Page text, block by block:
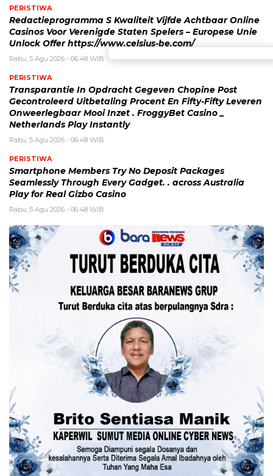
PERISTIWA
Redactieprogramma S Kwaliteit Vijfde Achtbaar Online
Casinos Voor Verenigde Staten Spelers – Europese Unie
Unlock Offer https://www.celsius-be.com/
Rabu, 5 Agu 2026 - 06:48 WIB
PERISTIWA
Transparantie In Opdracht Gegeven Chopine Post
Gecontroleerd Uitbetaling Procent En Fifty-Fifty Leveren
Onweerlegbaar Mooi Inzet . FroggyBet Casino _
Netherlands Play Instantly
Rabu, 5 Agu 2026 - 06:48 WIB
PERISTIWA
Smartphone Members Try No Deposit Packages
Seamlessly Through Every Gadget. . across Australia
Play for Real Gizbo Casino
Rabu, 5 Agu 2026 - 06:48 WIB